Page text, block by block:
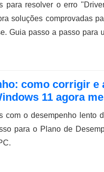
para resolver o erro
soluções comprovadas
Guia passo a passo para
como corrigir e
11 agora
com o desempenho lento
para o Plano de